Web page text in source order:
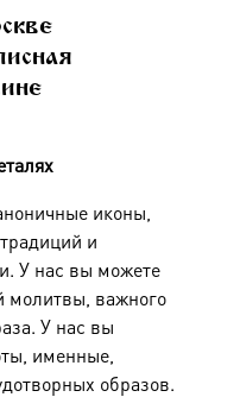
иконы,
и
У нас вы можете
молитвы, важного
У нас вы
именные
образов.